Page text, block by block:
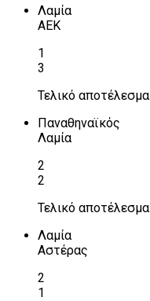
Λαμία
ΑΕΚ
1
3
Τελικό αποτέλεσμα
Παναθηναϊκός
Λαμία
2
2
Τελικό αποτέλεσμα
Λαμία
Αστέρας
2
1